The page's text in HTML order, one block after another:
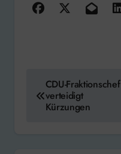
Beitragsnavigation
CDU-Fraktionschef
verteidigt
Kürzungen